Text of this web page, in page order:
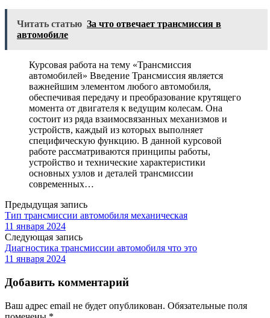
Читать статью За что отвечает трансмиссия в
автомобиле
Курсовая работа на тему «Трансмиссия
автомобилей» Введение Трансмиссия является
важнейшим элементом любого автомобиля,
обеспечивая передачу и преобразование крутящего
момента от двигателя к ведущим колесам. Она
состоит из ряда взаимосвязанных механизмов и
устройств, каждый из которых выполняет
специфическую функцию. В данной курсовой
работе рассматриваются принципы работы,
устройство и технические характеристики
основных узлов и деталей трансмиссии
современных…
Предыдущая запись
Тип трансмиссии автомобиля механическая
11 января 2024
Следующая запись
Диагностика трансмиссии автомобиля что это
11 января 2024
Добавить комментарий
Ваш адрес email не будет опубликован. Обязательные поля